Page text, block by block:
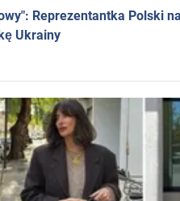
Reprezentantka Polski
Ukrainy